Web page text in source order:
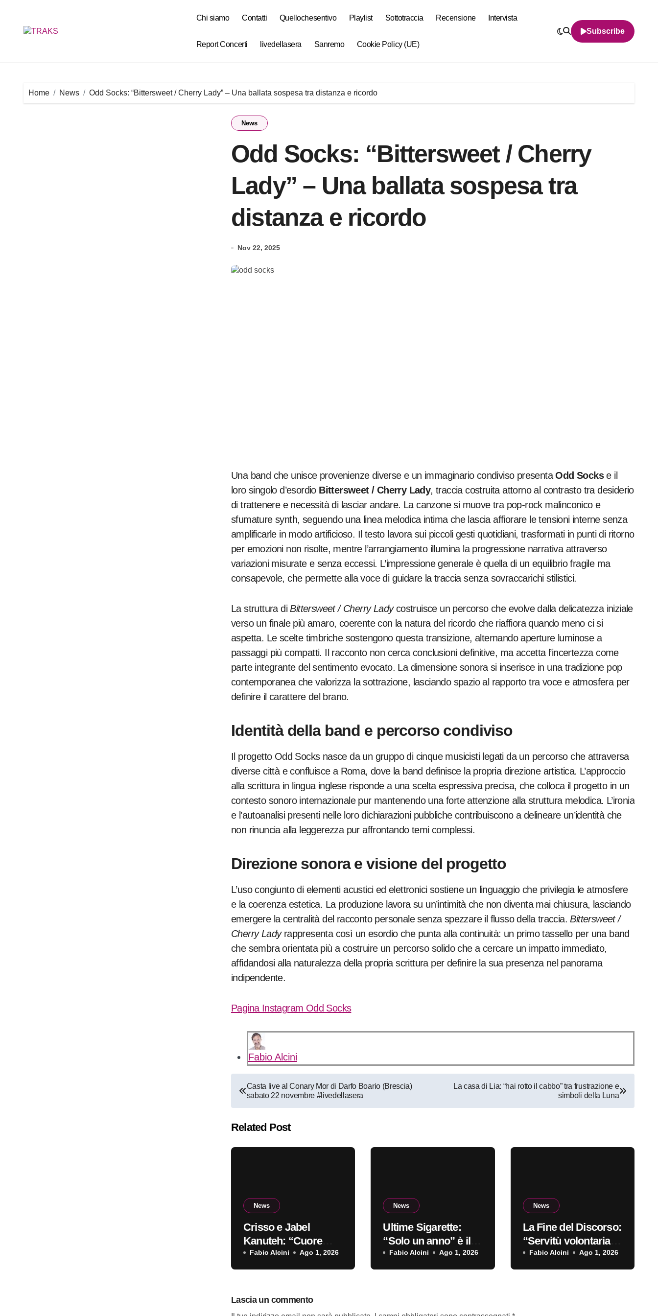
content
Chi siamo Contatti Quellochesentivo Playlist Sottotraccia Recensione Intervista
Report Concerti livedellasera Sanremo Cookie Policy (UE)
Subscribe
Home News Odd Socks: “Bittersweet / Cherry Lady” – Una ballata sospesa tra distanza e ricordo
News
Odd Socks: “Bittersweet / Cherry
Lady” – Una ballata sospesa tra
distanza e ricordo
Nov 22, 2025
Una band che unisce provenienze diverse e un immaginario condiviso presentaOdd Sockse il
loro singolo d’esordio Bittersweet / Cherry Lady, traccia costruita attorno al contrasto tra desiderio
di trattenere e necessità di lasciar andare. La canzone si muove tra pop-rock malinconico e
sfumature synth, seguendo una linea melodica intima che lascia affiorare le tensioni interne senza
amplificarle in modo artificioso. Il testo lavora sui piccoli gesti quotidiani, trasformati in punti di ritorno
per emozioni non risolte, mentre l’arrangiamento illumina la progressione narrativa attraverso
variazioni misurate e senza eccessi. L’impressione generale è quella di un equilibrio fragile ma
consapevole, che permette alla voce di guidare la traccia senza sovraccarichi stilistici.
La struttura diBittersweet / Cherry Ladycostruisce un percorso che evolve dalla delicatezza iniziale
verso un finale più amaro, coerente con la natura del ricordo che riaffiora quando meno ci si
aspetta. Le scelte timbriche sostengono questa transizione, alternando aperture luminose a
passaggi più compatti. Il racconto non cerca conclusioni definitive, ma accetta l’incertezza come
parte integrante del sentimento evocato. La dimensione sonora si inserisce in una tradizione pop
contemporanea che valorizza la sottrazione, lasciando spazio al rapporto tra voce e atmosfera per
definire il carattere del brano.
Identità della band e percorso condiviso
Il progetto Odd Socks nasce da un gruppo di cinque musicisti legati da un percorso che attraversa
diverse città e confluisce a Roma, dove la band definisce la propria direzione artistica. L’approccio
alla scrittura in lingua inglese risponde a una scelta espressiva precisa, che colloca il progetto in un
contesto sonoro internazionale pur mantenendo una forte attenzione alla struttura melodica. L’ironia
e l’autoanalisi presenti nelle loro dichiarazioni pubbliche contribuiscono a delineare un’identità che
non rinuncia alla leggerezza pur affrontando temi complessi.
Direzione sonora e visione del progetto
L’uso congiunto di elementi acustici ed elettronici sostiene un linguaggio che privilegia le atmosfere
e la coerenza estetica. La produzione lavora su un’intimità che non diventa mai chiusura, lasciando
emergere la centralità del racconto personale senza spezzare il flusso della traccia.Bittersweet /
Cherry Ladyrappresenta così un esordio che punta alla continuità: un primo tassello per una band
che sembra orientata più a costruire un percorso solido che a cercare un impatto immediato,
affidandosi alla naturalezza della propria scrittura per definire la sua presenza nel panorama
indipendente.
Pagina Instagram Odd Socks
Fabio Alcini
Navigazione
articoli
Casta live al Conary Mor di Darfo Boario (Brescia)
sabato 22 novembre #livedellasera
La casa di Lia: “hai rotto il cabbo” tra frustrazione e
simboli della Luna
Related Post
News
Crisso e Jabel
Kanuteh: “Cuore
Griot” è il nuovo
video
Fabio Alcini Ago 1, 2026
News
Ultime Sigarette:
“Solo un anno” è il
singolo d’esordio
Fabio Alcini Ago 1, 2026
News
La Fine del Discorso:
“Servitù volontaria”
è il primo singolo
Fabio Alcini Ago 1, 2026
Lascia un commento